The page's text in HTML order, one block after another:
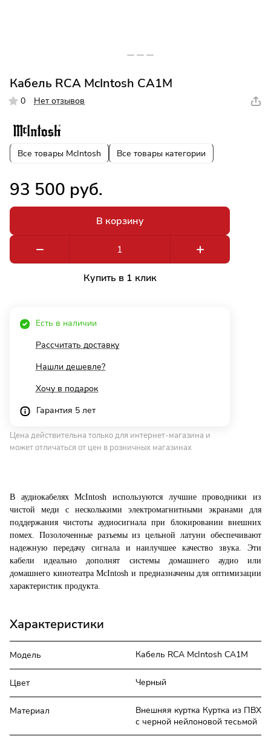
Кабель RCA McIntosh CA1M
0 Нет отзывов
Все товары McIntosh Все товары категории
93 500 руб.
В корзину
Купить в 1 клик
Есть в наличии
Рассчитать доставку
Нашли дешевле?
Хочу в подарок
Гарантия 5 лет
Цена действительна только для интернет-магазина и
может отличаться от цен в розничных магазинах
В аудиокабелях McIntosh используются лучшие проводники из
чистой меди с несколькими электромагнитными экранами для
поддержания чистоты аудиосигнала при блокировании внешних
помех. Позолоченные разъемы из цельной латуни обеспечивают
надежную передачу сигнала и наилучшее качество звука. Эти
кабели идеально дополнят системы домашнего аудио или
домашнего кинотеатра McIntosh и предназначены для оптимизации
характеристик продукта.
Характеристики
Модель Кабель RCA McIntosh CA1M
Цвет Черный
Материал
Внешняя куртка Куртка из ПВХ
с черной нейлоновой тесьмой